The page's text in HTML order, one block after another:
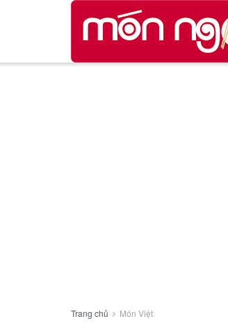
Trang chủ Món Việt